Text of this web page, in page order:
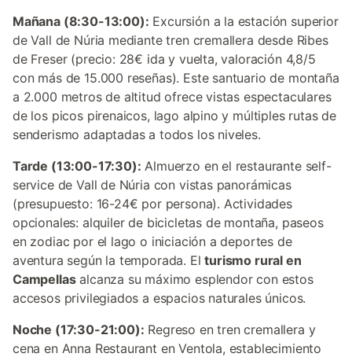
Mañana (8:30-13:00): Excursión a la estación superior
de Vall de Núria mediante tren cremallera desde Ribes
de Freser (precio: 28€ ida y vuelta, valoración 4,8/5
con más de 15.000 reseñas). Este santuario de montaña
a 2.000 metros de altitud ofrece vistas espectaculares
de los picos pirenaicos, lago alpino y múltiples rutas de
senderismo adaptadas a todos los niveles.
Tarde (13:00-17:30): Almuerzo en el restaurante self-
service de Vall de Núria con vistas panorámicas
(presupuesto: 16-24€ por persona). Actividades
opcionales: alquiler de bicicletas de montaña, paseos
en zodiac por el lago o iniciación a deportes de
aventura según la temporada. Elturismo rural en
Campellasalcanza su máximo esplendor con estos
accesos privilegiados a espacios naturales únicos.
Noche (17:30-21:00): Regreso en tren cremallera y
cena en Anna Restaurant en Ventola, establecimiento